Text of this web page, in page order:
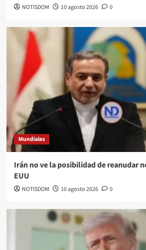
NOTISDOM 10 agosto 2026 0
Mundiales
Irán no ve la posibilidad de reanudar
EUU
NOTISDOM 10 agosto 2026 0